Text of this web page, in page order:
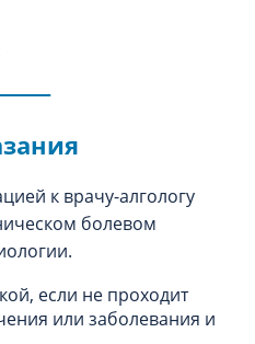
к врачу-алгологу
болевом
если не проходит
или заболевания и